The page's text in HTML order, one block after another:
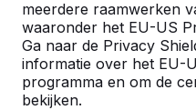
meerdere raamwerken
waaronder het EU-US
Ga naar de Privacy
informatie over het EU-
programma en om de
bekijken.
worden dan komt de
zijn recht.
K.W.Verbeek Verbeek
Hoveniers
Referenties
U vindt onze
zelfs daarbuiten.
buurt al een HeBlad